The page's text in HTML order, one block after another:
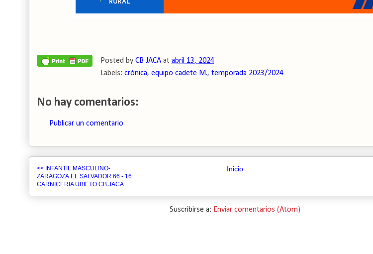
Posted by CB JACA at abril 13, 2024
Labels: crónica, equipo cadete M., temporada 2023/2024
No hay comentarios:
Publicar un comentario
<< INFANTIL MASCULINO-
ZARAGOZA:EL SALVADOR 66 - 16
CARNICERIA UBIETO CB JACA
Inicio
Suscribirse a: Enviar comentarios (Atom)